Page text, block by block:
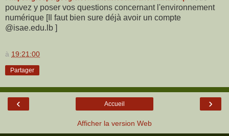
pouvez y poser vos questions concernant l'environnement
numérique [Il faut bien sure déjà avoir un compte
@isae.edu.lb ]
à 19:21:00
Partager
‹ ›
Accueil
Afficher la version Web